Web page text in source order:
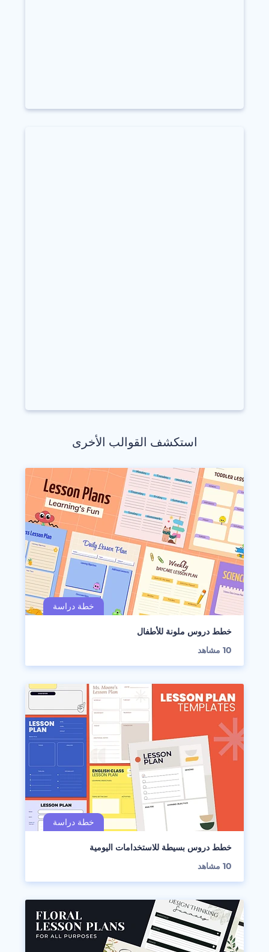
استكشف القوالب الأخرى
خطط دروس ملونة للأطفال
10 مشاهد
خطط دروس بسيطة للاستخدامات اليومية
10 مشاهد